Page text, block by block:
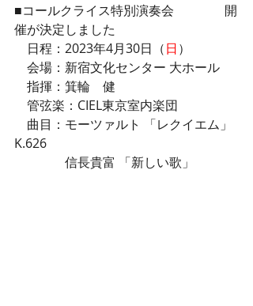
■コールクライス特別演奏会　　　　開
催が決定しました
日程：2023年4月30日（日）
会場：新宿文化センター 大ホール
指揮：箕輪　健
管弦楽：CIEL東京室内楽団
​　曲目：モーツァルト 「レクイエム」
K.626
信長貴富 「新しい歌」